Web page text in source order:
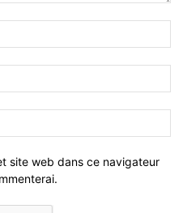
site web dans ce navigateur